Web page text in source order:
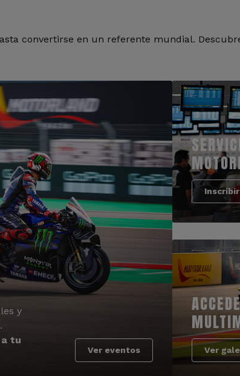
convertirse en un referente mundial.
y
tu
Ver eventos Ver